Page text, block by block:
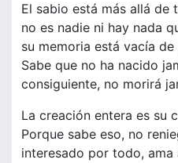
El sabio está más allá de
no es nadie ni hay nada
su memoria está vacía de
Sabe que no ha nacido
consiguiente, no morirá
La creación entera es su
Porque sabe eso, no
interesado por todo,